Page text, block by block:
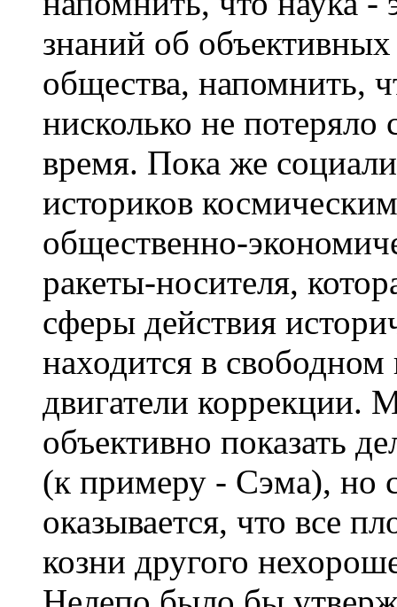
знаний об
общества, напомнить,
нисколько не потеряло
время. Пока же
историков
общественно-
ракеты-носителя,
сферы действия
находится в
двигатели коррекции.
объективно показать
(к примеру - Сэма), но
оказывается, что все
козни другого